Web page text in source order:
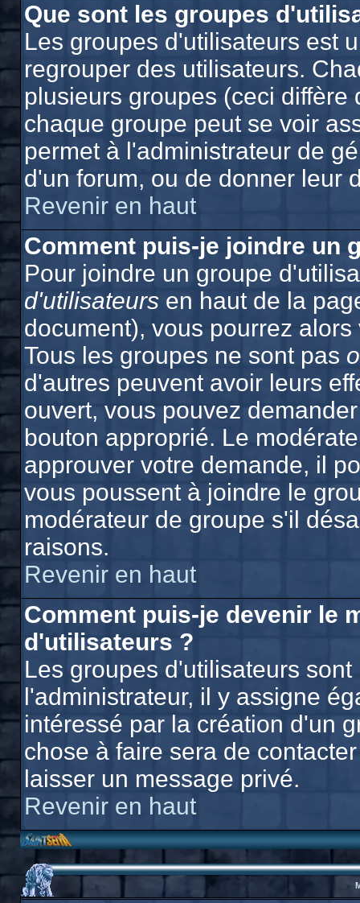
Que sont les groupes
Les groupes d'utilisateurs est
regrouper des utilisateurs.
plusieurs groupes (ceci
chaque groupe peut se voir
permet à l'administrateur de
d'un forum, ou de donner leur
Revenir en haut
Comment puis-je joindre un
Pour joindre un groupe
d'utilisateursen haut de la
document), vous pourrez
Tous les groupes ne sont pas
d'autres peuvent avoir leurs
ouvert, vous pouvez
bouton approprié. Le
approuver votre demande, il
vous poussent à joindre le
modérateur de groupe s'il
raisons.
Revenir en haut
Comment puis-je devenir le
d'utilisateurs ?
Les groupes d'utilisateurs
l'administrateur, il y assigne
intéressé par la création d'un
chose à faire sera de
laisser un message privé.
Revenir en haut